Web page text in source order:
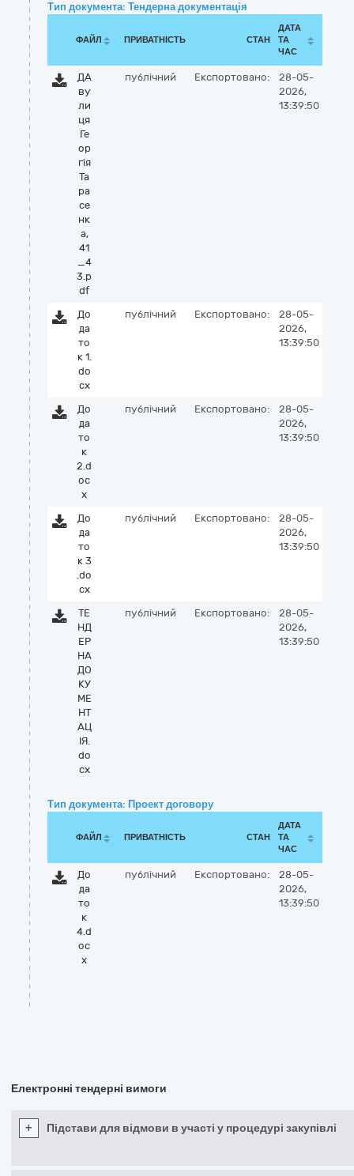
Тип документа: Тендерна документація
ФАЙЛ ПРИВАТНІСТЬ СТАН
ДАТА
ТА
ЧАС
ДА
ву
ли
ця
Ге
ор
гія
Та
ра
се
нк
а,
41
_4
3.p
df
публічний Експортовано:
28-05-
2026,
13:39:50
До
да
то
к 1.
do
cx
публічний Експортовано:
28-05-
2026,
13:39:50
До
да
то
к
2.d
oc
x
публічний Експортовано:
28-05-
2026,
13:39:50
До
да
то
к 3
.do
cx
публічний Експортовано:
28-05-
2026,
13:39:50
ТЕ
НД
ЕР
НА
ДО
КУ
МЕ
НТ
АЦ
ІЯ.
do
cx
публічний Експортовано:
28-05-
2026,
13:39:50
Тип документа: Проект договору
ФАЙЛ ПРИВАТНІСТЬ СТАН
ДАТА
ТА
ЧАС
До
да
то
к
4.d
oc
x
публічний Експортовано:
28-05-
2026,
13:39:50
Електронні тендерні вимоги
+ Підстави для відмови в участі у процедурі закупівлі